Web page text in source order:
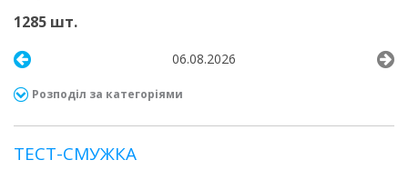
1285 шт.
06.08.2026
Розподіл за категоріями
ТЕСТ-СМУЖКА